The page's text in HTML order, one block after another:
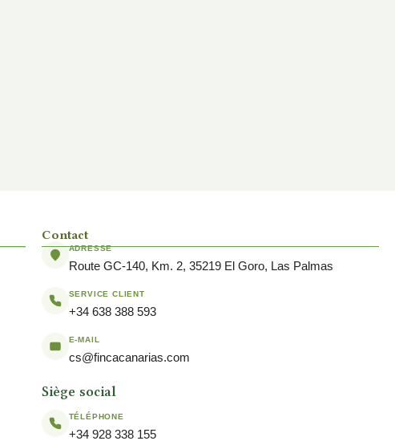
Contact
ADRESSE
Route GC-140, Km. 2, 35219 El Goro, Las Palmas
SERVICE CLIENT
+34 638 388 593
E-MAIL
cs@fincacanarias.com
Siège social
TÉLÉPHONE
+34 928 338 155